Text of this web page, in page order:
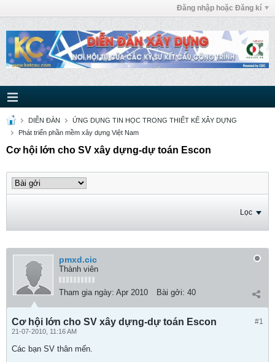
Đăng nhập hoặc Đăng kí
DIỄN ĐÀN
ỨNG DỤNG TIN HỌC TRONG THIẾT KẾ XÂY DỰNG
Phát triển phần mềm xây dựng Việt Nam
Cơ hội lớn cho SV xây dựng-dự toán Escon
Lọc
pmxd.cic
Thành viên
Tham gia ngày: Apr 2010 Bài gởi: 40
#1
Cơ hội lớn cho SV xây dựng-dự toán Escon
21-07-2010, 11:16 AM
Các bạn SV thân mến.